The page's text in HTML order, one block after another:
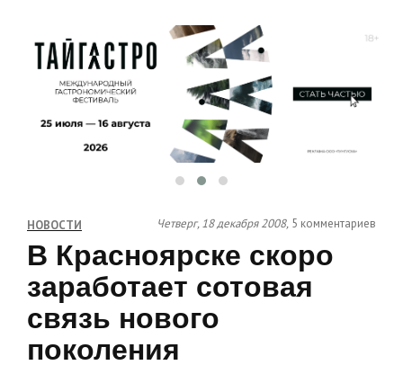
НОВОСТИ Четверг, 18 декабря 2008, 5 комментариев
В Красноярске скоро
заработает сотовая
связь нового
поколения